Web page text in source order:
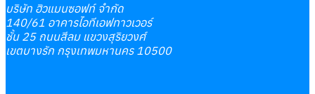
บริษัท ฮิวแมนซอฟท์ จำกัด
140/61 อาคารไอทีเอฟทาวเวอร์
ชั้น 25 ถนนสีลม แขวงสุริยวงศ์
เขตบางรัก กรุงเทพมหานคร 10500